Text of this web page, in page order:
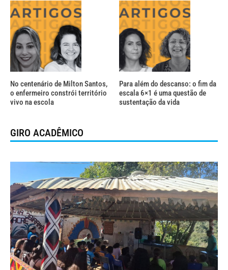
No centenário de Milton Santos,
o enfermeiro constrói território
vivo na escola
Para além do descanso: o fim da
escala 6×1 é uma questão de
sustentação da vida
GIRO ACADÊMICO